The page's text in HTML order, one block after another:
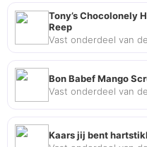
Tony’s Chocolonely
Reep
Vast onderdeel van
Bon Babef Mango
Vast onderdeel van
Kaars jij bent